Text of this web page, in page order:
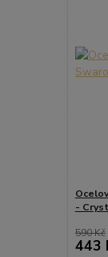
-
590 Kč
443